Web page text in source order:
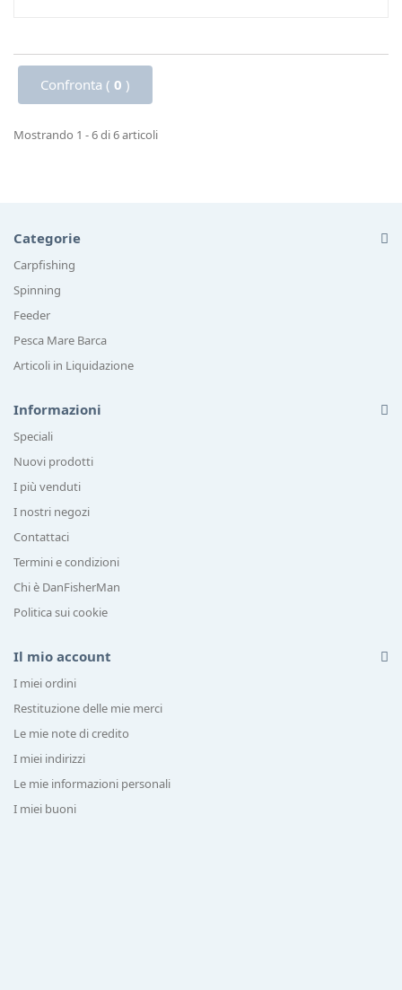
Confronta ( 0 )
Mostrando 1 - 6 di 6 articoli
Categorie
Carpfishing
Spinning
Feeder
Pesca Mare Barca
Articoli in Liquidazione
Informazioni
Speciali
Nuovi prodotti
I più venduti
I nostri negozi
Contattaci
Termini e condizioni
Chi è DanFisherMan
Politica sui cookie
Il mio account
I miei ordini
Restituzione delle mie merci
Le mie note di credito
I miei indirizzi
Le mie informazioni personali
I miei buoni